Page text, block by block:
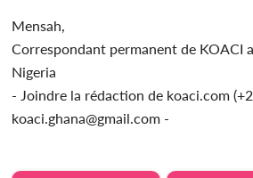
Mensah,
Correspondant permanent de KOACI
Nigeria
- Joindre la rédaction de koaci.com
koaci.ghana@gmail.com -